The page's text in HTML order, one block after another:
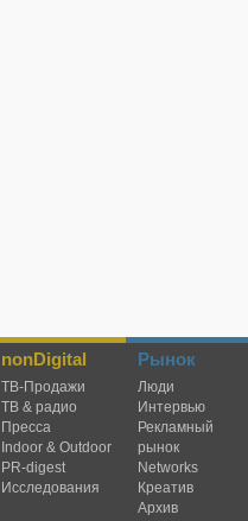
nonDigital
TВ-Продажи
ТВ & радио
Пресса
Indoor & Outdoor
PR-digest
Исследования
Рынок
Люди
Интервью
Рекламный
рынок
Networks
Креатив
Архив